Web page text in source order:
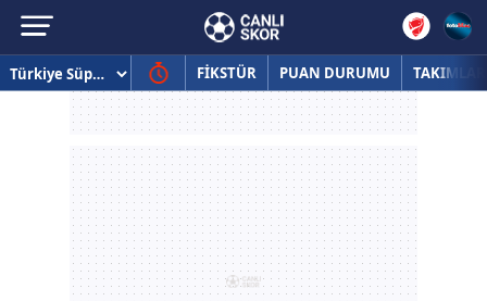
FİKSTÜR PUAN DURUMU TAKIMLAR